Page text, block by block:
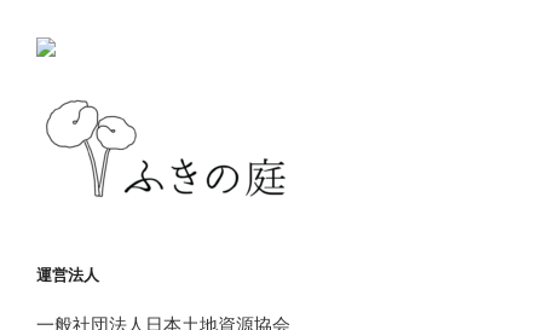
運営法人
一般社団法人日本土地資源協会